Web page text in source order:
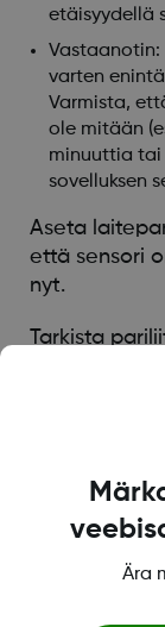
etäisyydellä
varten
Varmista,
ole mitään
minuuttia
sovelluksen
Aseta
että sensori
nyt.
Tarkista
sensoreita:
pysy
sensoreista,
yhdistät
Ära